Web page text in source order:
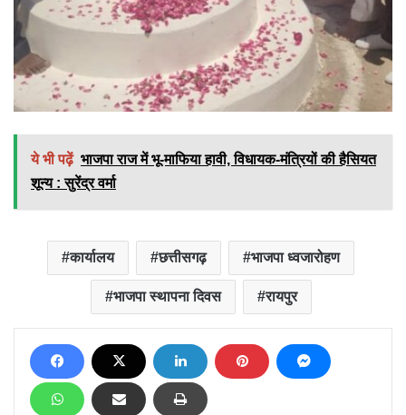
ये भी पढ़ें भाजपा राज में भू-माफिया हावी, विधायक-मंत्रियों की हैसियत
शून्य : सुरेंद्र वर्मा
कार्यालय छत्तीसगढ़ भाजपा ध्वजारोहण
भाजपा स्थापना दिवस रायपुर